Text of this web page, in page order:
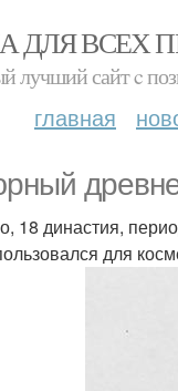
ДЛЯ ВСЕХ
лучший сайт c
главная
18 династия,
для